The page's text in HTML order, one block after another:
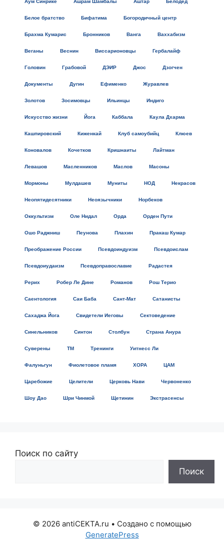
Аум Синрике Ашрам Шамбалы Аштар Белодед
Белое братство Бифатима Богородичный центр
Брахма Кумарис Бронников Ванга Ваххабизм
Веганы Веснин Виссарионовцы Гербалайф
Головин Грабовой ДЭИР Джос Дзогчен
Документы Дугин Ефименко Журавлев
Золотов Зосимовцы Ильинцы Индиго
Искусство жизни Йога Каббала Каула Дхарма
Кашпировский Киженкай Клуб самоубийц Клюев
Коновалов Кочетков Кришнаиты Лайтман
Левашов Масленников Маслов Масоны
Мормоны Мулдашев Муниты НОД Некрасов
Неопятидесятники Неоязычники Норбеков
Оккультизм Оле Нидал Орда Орден Пути
Ошо Раджниш Пеунова Плахин Пракаш Кумар
Преображение России Псевдоиндуизм Псевдоислам
Псевдоиудаизм Псевдоправославие Радастея
Рерих Робер Ле Дине Романов Рош Терио
Саентология Саи Баба Сант-Мат Сатанисты
Сахаджа Йога Свидетели Иеговы Сектоведение
Синельников Синтон Столбун Страна Анура
Суверены ТМ Тренинги Уитнесс Ли
Фалуньгун Фиолетовое пламя ХОРА ЦАМ
Царебожие Целители Церковь Нави Червоненко
Шоу Дао Шри Чинмой Щетинин Экстрасенсы
Поиск по сайту
Поиск
© 2026 antiCEKTA.ru • Создано с помощью
GeneratePress